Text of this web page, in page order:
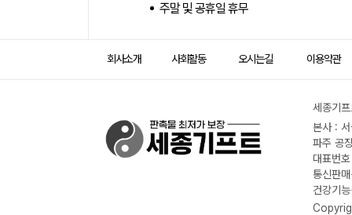
주말 및 공휴일 휴무
회사소개 사회활동 오시는길 이용약관
세종기
본사 :
파주 공
대표번
통신판
건강기